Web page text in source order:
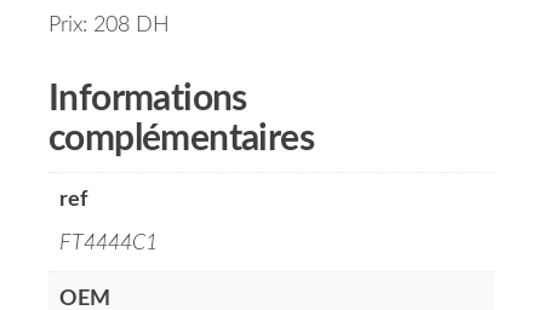
Prix: 208 DH
Informations
complémentaires
ref
FT4444C1
OEM